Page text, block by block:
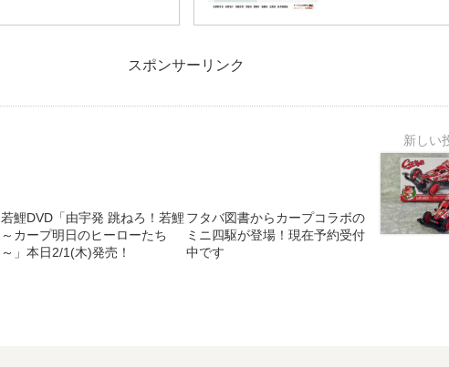
スポンサーリンク
若鯉DVD「由宇発 跳ねろ！若鯉
～カープ明日のヒーローたち
～」本日2/1(木)発売！
フタバ図書からカープコラボの
ミニ四駆が登場！現在予約受付
中です